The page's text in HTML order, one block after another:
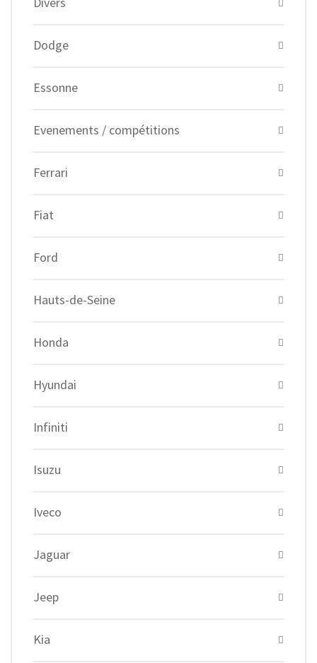
Dodge
Essonne
Evenements / compétitions
Ferrari
Fiat
Ford
Hauts-de-Seine
Honda
Hyundai
Infiniti
Isuzu
Iveco
Jaguar
Jeep
Kia